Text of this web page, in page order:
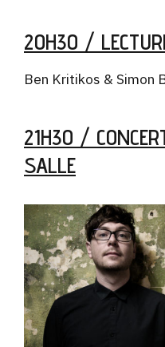
20H30 /
Ben Kritikos & Simon
21H30 /
SALLE